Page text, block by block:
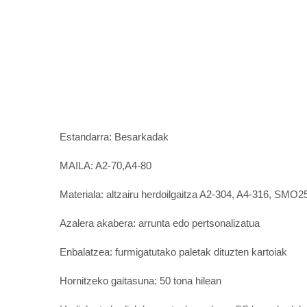
Estandarra: Besarkadak
MAILA: A2-70,A4-80
Materiala: altzairu herdoilgaitza A2-304, A4-316,
Azalera akabera: arrunta edo pertsonalizatua
Enbalatzea: furmigatutako paletak dituzten kartoiak
Hornitzeko gaitasuna: 50 tona hilean